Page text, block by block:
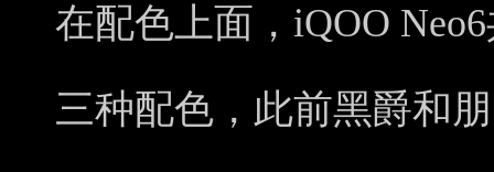
在配色上面，iQOO
三种配色，此前黑爵和